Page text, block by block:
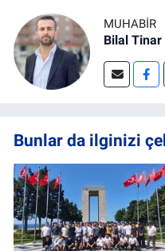
MUHABIR
Bilal Tinar
Bunlar da ilginizi